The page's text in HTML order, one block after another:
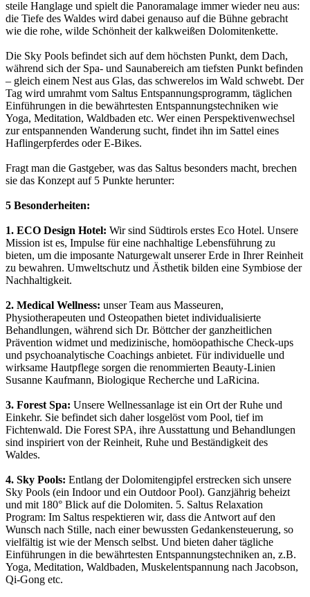
steile Hanglage und spielt die Panoramalage immer wieder neu aus:
die Tiefe des Waldes wird dabei genauso auf die Bühne gebracht
wie die rohe, wilde Schönheit der kalkweißen Dolomitenkette.
Die Sky Pools befindet sich auf dem höchsten Punkt, dem Dach,
während sich der Spa- und Saunabereich am tiefsten Punkt befinden
– gleich einem Nest aus Glas, das schwerelos im Wald schwebt. Der
Tag wird umrahmt vom Saltus Entspannungsprogramm, täglichen
Einführungen in die bewährtesten Entspannungstechniken wie
Yoga, Meditation, Waldbaden etc. Wer einen Perspektivenwechsel
zur entspannenden Wanderung sucht, findet ihn im Sattel eines
Haflingerpferdes oder E-Bikes.
Fragt man die Gastgeber, was das Saltus besonders macht, brechen
sie das Konzept auf 5 Punkte herunter:
5 Besonderheiten:
1. ECO Design Hotel: Wir sind Südtirols erstes Eco Hotel. Unsere
Mission ist es, Impulse für eine nachhaltige Lebensführung zu
bieten, um die imposante Naturgewalt unserer Erde in Ihrer Reinheit
zu bewahren. Umweltschutz und Ästhetik bilden eine Symbiose der
Nachhaltigkeit.
2. Medical Wellness: unser Team aus Masseuren,
Physiotherapeuten und Osteopathen bietet individualisierte
Behandlungen, während sich Dr. Böttcher der ganzheitlichen
Prävention widmet und medizinische, homöopathische Check-ups
und psychoanalytische Coachings anbietet. Für individuelle und
wirksame Hautpflege sorgen die renommierten Beauty-Linien
Susanne Kaufmann, Biologique Recherche und LaRicina.
3. Forest Spa: Unsere Wellnessanlage ist ein Ort der Ruhe und
Einkehr. Sie befindet sich daher losgelöst vom Pool, tief im
Fichtenwald. Die Forest SPA, ihre Ausstattung und Behandlungen
sind inspiriert von der Reinheit, Ruhe und Beständigkeit des
Waldes.
4. Sky Pools: Entlang der Dolomitengipfel erstrecken sich unsere
Sky Pools (ein Indoor und ein Outdoor Pool). Ganzjährig beheizt
und mit 180° Blick auf die Dolomiten. 5. Saltus Relaxation
Program: Im Saltus respektieren wir, dass die Antwort auf den
Wunsch nach Stille, nach einer bewussten Gedankensteuerung, so
vielfältig ist wie der Mensch selbst. Und bieten daher tägliche
Einführungen in die bewährtesten Entspannungstechniken an, z.B.
Yoga, Meditation, Waldbaden, Muskelentspannung nach Jacobson,
Qi-Gong etc.